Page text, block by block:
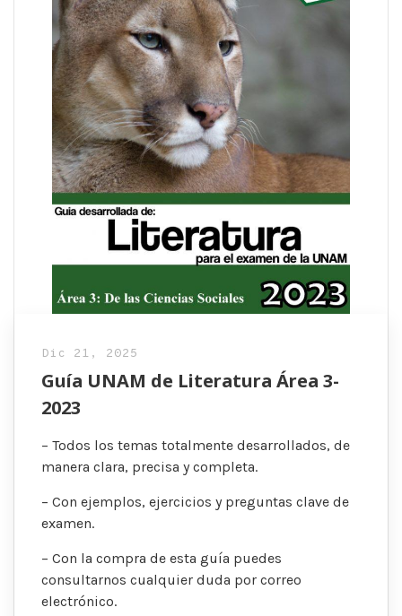
Dic 21, 2025
Guía UNAM de Literatura Área 3-
2023
– Todos los temas totalmente desarrollados, de
manera clara, precisa y completa.
– Con ejemplos, ejercicios y preguntas clave de
examen.
– Con la compra de esta guía puedes
consultarnos cualquier duda por correo
electrónico.